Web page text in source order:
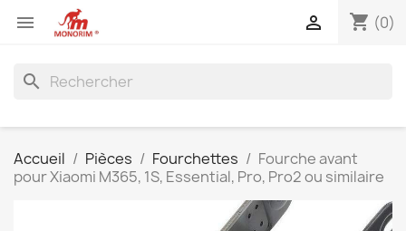
 shopping_cart (0)

search
Accueil Pièces Fourchettes
Fourche avant
pour Xiaomi M365, 1S, Essential, Pro, Pro2 ou similaire